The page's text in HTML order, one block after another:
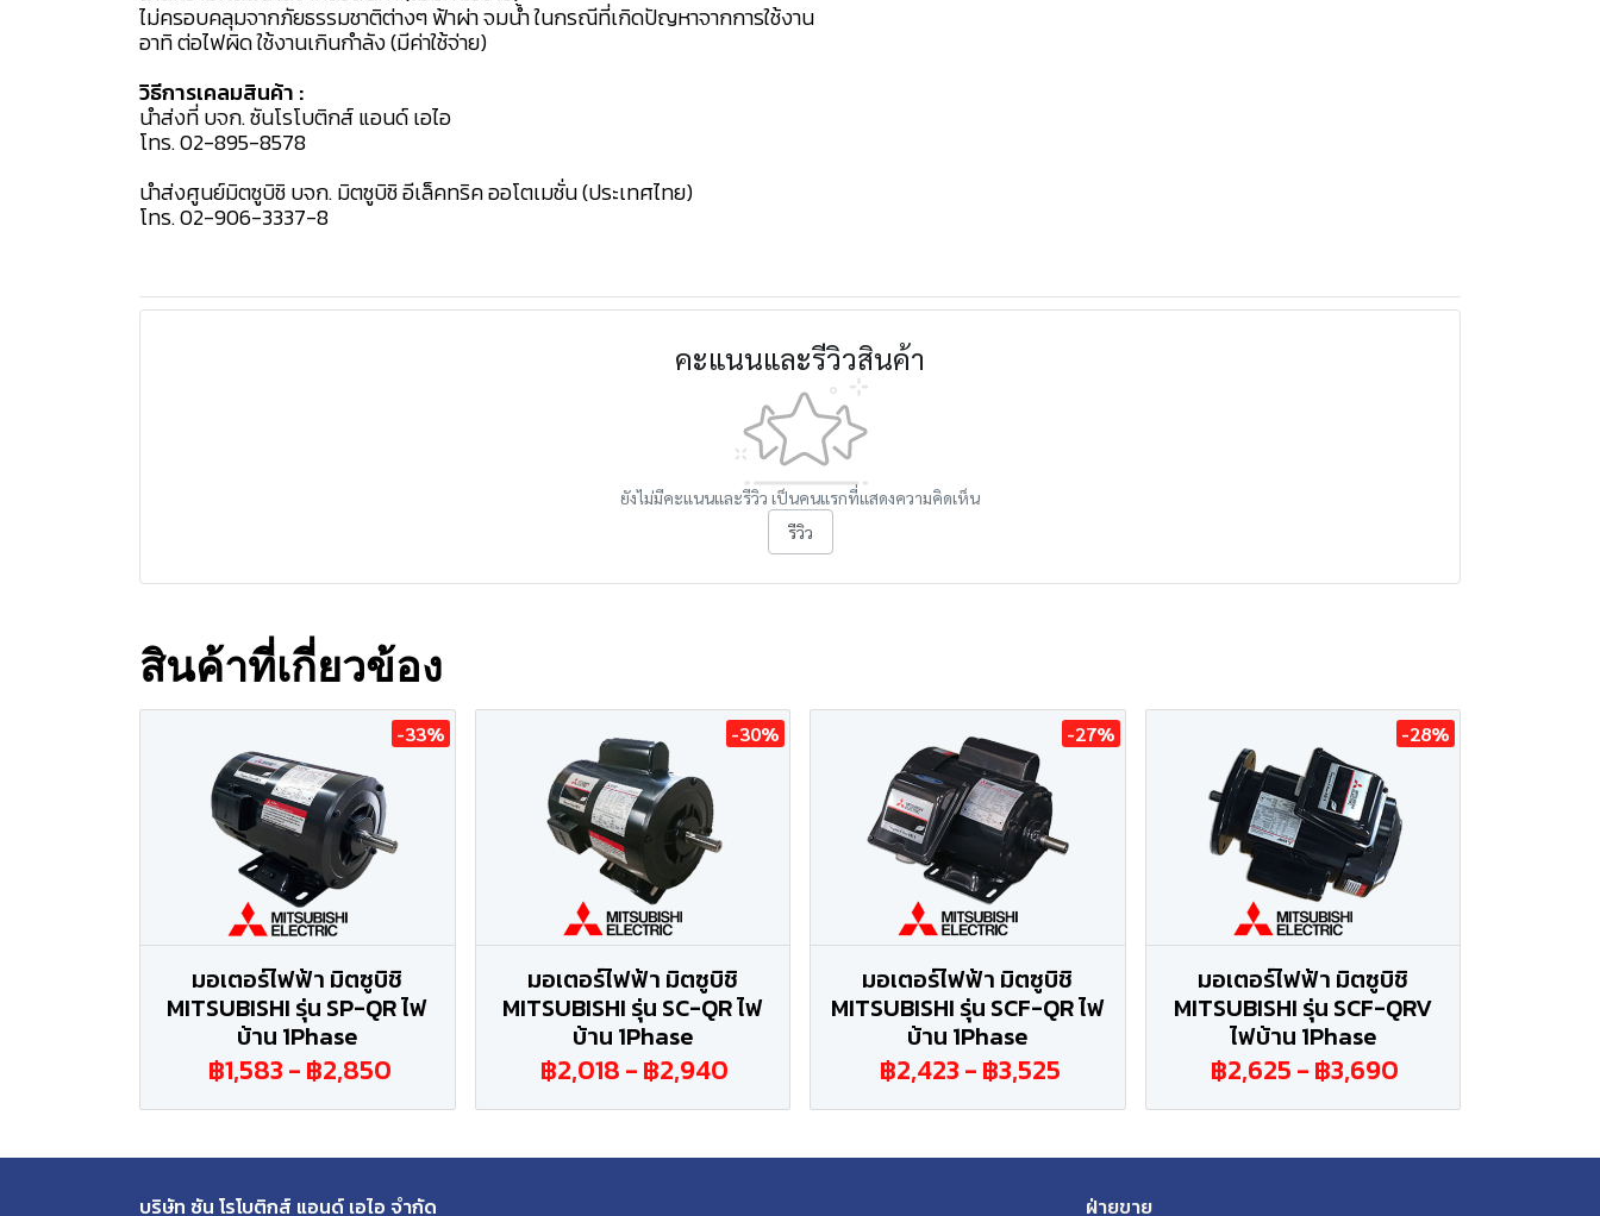
ไม่ครอบคลุมจากภัยธรรมชาติต่างๆ ฟ้าผ่า จมน้ำ ในกรณีที่เกิดปัญหาจากการใช้งาน
อาทิ ต่อไฟผิด ใช้งานเกินกำลัง (มีค่าใช้จ่าย)
วิธีการเคลมสินค้า :
นำส่งที่ บจก. ซันโรโบติกส์ แอนด์ เอไอ
โทร. 02-895-8578
นำส่งศูนย์มิตซูบิชิ บจก. มิตซูบิชิ อีเล็คทริค ออโตเมชั่น (ประเทศไทย)
โทร. 02-906-3337-8
คะแนนและรีวิวสินค้า
ยังไม่มีคะแนนและรีวิว เป็นคนแรกที่แสดงความคิดเห็น
รีวิว
สินค้าที่เกี่ยวข้อง
-33%
มอเตอร์ไฟฟ้า มิตซูบิชิ
MITSUBISHI รุ่น SP-QR ไฟ
บ้าน 1Phase
฿1,583-฿2,850
-30%
มอเตอร์ไฟฟ้า มิตซูบิชิ
MITSUBISHI รุ่น SC-QR ไฟ
บ้าน 1Phase
฿2,018-฿2,940
-27%
มอเตอร์ไฟฟ้า มิตซูบิชิ
MITSUBISHI รุ่น SCF-QR ไฟ
บ้าน 1Phase
฿2,423-฿3,525
-28%
มอเตอร์ไฟฟ้า มิตซูบิชิ
MITSUBISHI รุ่น SCF-QRV
ไฟบ้าน 1Phase
฿2,625-฿3,690
บริษัท ซัน โรโบติกส์ แอนด์ เอไอ จำกัด ฝ่ายขาย